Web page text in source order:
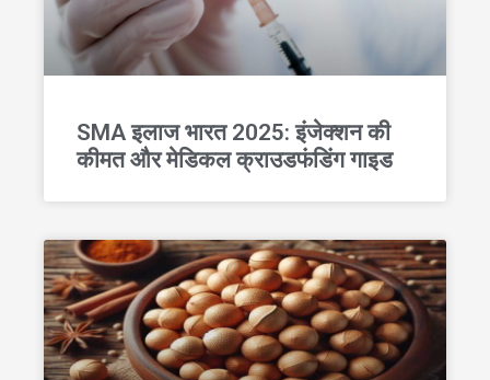
SMA इलाज भारत 2025: इंजेक्शन की
कीमत और मेडिकल क्राउडफंडिंग गाइड